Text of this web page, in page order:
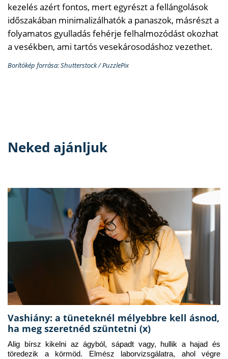
kezelés azért fontos, mert egyrészt a fellángolások
időszakában minimalizálhatók a panaszok, másrészt a
folyamatos gyulladás fehérje felhalmozódást okozhat
a vesékben, ami tartós vesekárosodáshoz vezethet.
Borítókép forrása: Shutterstock / PuzzlePix
Neked ajánljuk
Vashiány: a tüneteknél mélyebbre kell ásnod,
ha meg szeretnéd szüntetni (x)
Alig bírsz kikelni az ágyból, sápadt vagy, hullik a hajad és
töredezik a körmöd. Elmész laborvizsgálatra, ahol végre